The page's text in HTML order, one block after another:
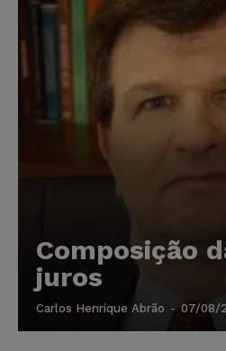
Composição
juros
Carlos Henrique Abrão - 07/08/